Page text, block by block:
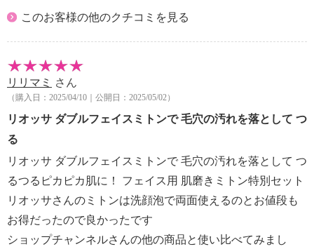
このお客様の他のクチコミを見る
リリマミ さん
（購入日：2025/04/10｜公開日：2025/05/02）
リオッサ ダブルフェイスミトンで 毛穴の汚れを落として つ
る
リオッサ ダブルフェイスミトンで 毛穴の汚れを落として つ
るつるピカピカ肌に！ フェイス用 肌磨きミトン特別セット
リオッサさんのミトンは洗顔泡で両面使えるのとお値段も
お得だったので良かったです
ショップチャンネルさんの他の商品と使い比べてみまし